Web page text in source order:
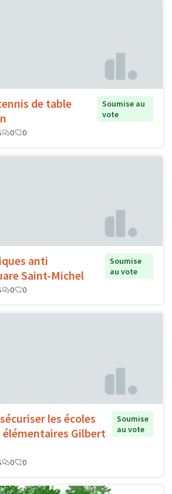
de table
Soumise au
vote
0 0
anti
Saint-Michel
Soumise
au vote
0 0
les écoles
Gilbert
Soumise
au vote
0 0